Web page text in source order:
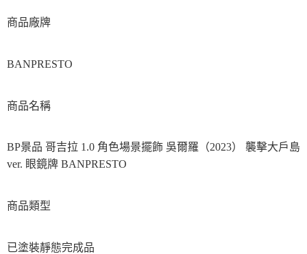
商品廠牌
BANPRESTO
商品名稱
BP景品 哥吉拉 1.0 角色場景擺飾 吳爾羅（2023） 襲擊大戶島
ver. 眼鏡牌 BANPRESTO
商品類型
已塗裝靜態完成品